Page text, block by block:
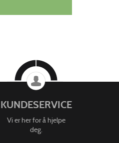
KUNDESERVICE
Vi er her for å hjelpe
deg.